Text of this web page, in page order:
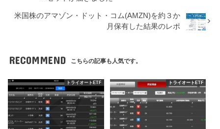
米国株のアマゾン・ドット・コム(AMZN)を約３か
月保有した結果のレポ
RECOMMEND こちらの記事も人気です。
トライオートETF トライオートETF